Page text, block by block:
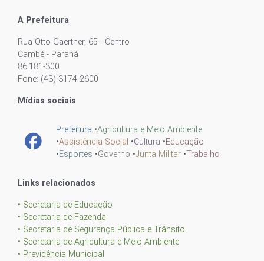
A Prefeitura
Rua Otto Gaertner, 65 - Centro
Cambé - Paraná
86.181-300
Fone: (43) 3174-2600
Mídias sociais
Prefeitura •Agricultura e Meio Ambiente
•Assistência Social •Cultura •Educação
•Esportes •Governo •Junta Militar •Trabalho
Links relacionados
• Secretaria de Educação
• Secretaria de Fazenda
• Secretaria de Segurança Pública e Trânsito
• Secretaria de Agricultura e Meio Ambiente
• Previdência Municipal